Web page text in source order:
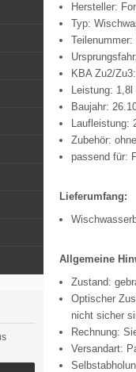
Hersteller:
Typ:
KBA Zu2/
Leistung: 1,8l
Baujahr:
Laufleistung:
Zubehör: ohne
passend für:
Lieferumfang:
Allgemeine
Zustand:
Optischer
nicht sicher
Rechnung:
Versandart: